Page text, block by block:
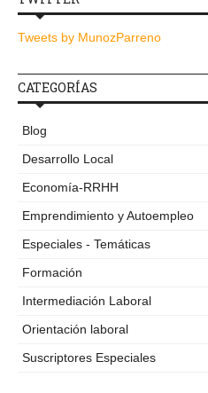
Tweets by MunozParreno
CATEGORÍAS
Blog
Desarrollo Local
Economía-RRHH
Emprendimiento y Autoempleo
Especiales - Temáticas
Formación
Intermediación Laboral
Orientación laboral
Suscriptores Especiales